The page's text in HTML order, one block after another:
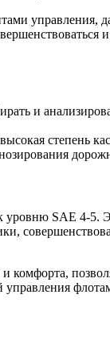
и
степень
SAE 4-5.
управления